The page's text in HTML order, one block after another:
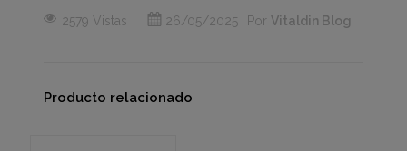
2579 Vistas 26/05/2025 Por Vitaldin Blog
Producto relacionado